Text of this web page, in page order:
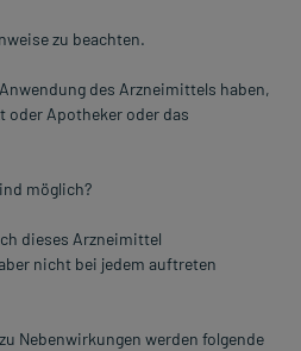
zu beachten.
des Arzneimittels haben,
oder Apotheker oder das
möglich?
dieses Arzneimittel
nicht bei jedem auftreten
Nebenwirkungen werden folgende